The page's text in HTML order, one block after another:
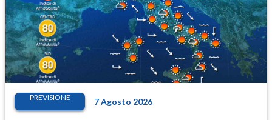
PREVISIONE 7 Agosto 2026